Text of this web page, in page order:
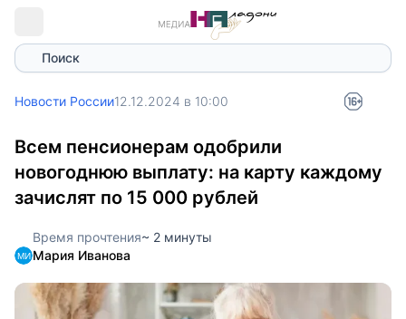
Поиск
Новости России12.12.2024 в 10:00
Всем пенсионерам одобрили
новогоднюю выплату: на карту каждому
зачислят по 15 000 рублей
Время прочтения~ 2 минуты
Мария Иванова